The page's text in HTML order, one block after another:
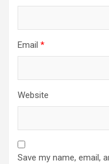
Email *
Website
Save my name, email,